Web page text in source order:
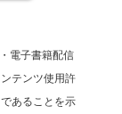
電子書籍配信
テンツ使用許
あることを示